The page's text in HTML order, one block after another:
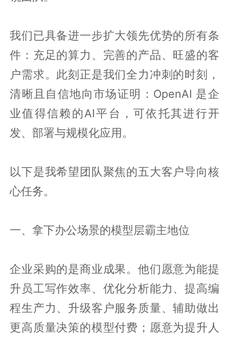
我们已具备进一步扩大领先优势的所有条
件：充足的算力、完善的产品、旺盛的客
户需求。此刻正是我们全力冲刺的时刻，
清晰且自信地向市场证明：OpenAI 是企
业值得信赖的AI平台，可依托其进行开
发、部署与规模化应用。
以下是我希望团队聚焦的五大客户导向核
心任务。
一、拿下办公场景的模型层霸主地位
企业采购的是商业成果。他们愿意为能提
升员工写作效率、优化分析能力、提高编
程生产力、升级客户服务质量、辅助做出
更高质量决策的模型付费；愿意为提升人